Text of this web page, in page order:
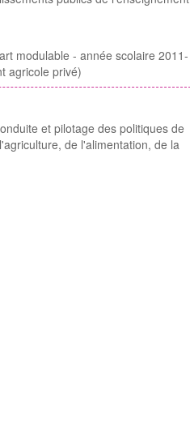
modulable - année scolaire 2011-
agricole privé)
et pilotage des politiques de
de l'alimentation, de la